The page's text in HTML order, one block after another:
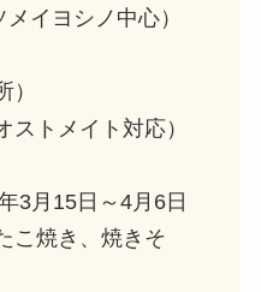
イヨシノ中心）
ストメイト対応）
3月15日～4月6日
こ焼き、焼きそ